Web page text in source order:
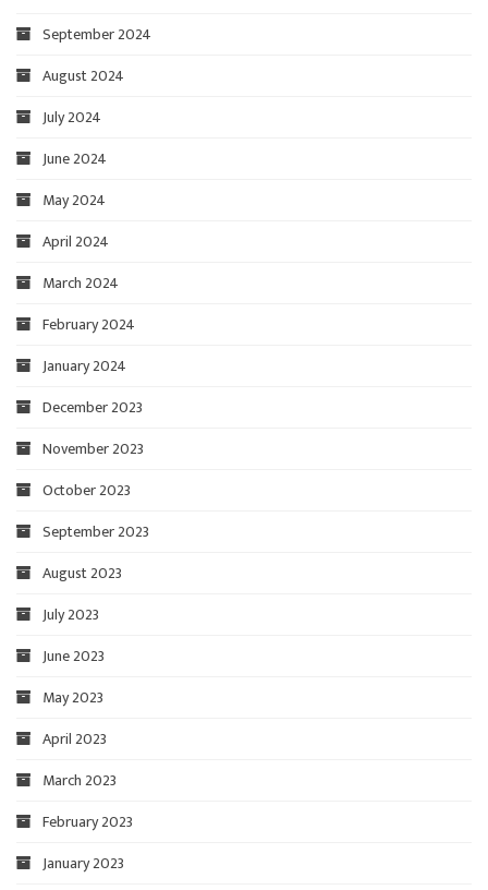
September 2024
August 2024
July 2024
June 2024
May 2024
April 2024
March 2024
February 2024
January 2024
December 2023
November 2023
October 2023
September 2023
August 2023
July 2023
June 2023
May 2023
April 2023
March 2023
February 2023
January 2023